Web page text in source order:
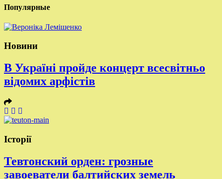
Популярные
Новини
В Україні пройде концерт всесвітньо
відомих арфістів
Історії
Тевтонский орден: грозные
завоеватели балтийских земель